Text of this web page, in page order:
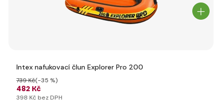
Intex nafukovací člun Explorer Pro 200
482 Kč
739 Kč(-35 %)
398 Kč bez DPH